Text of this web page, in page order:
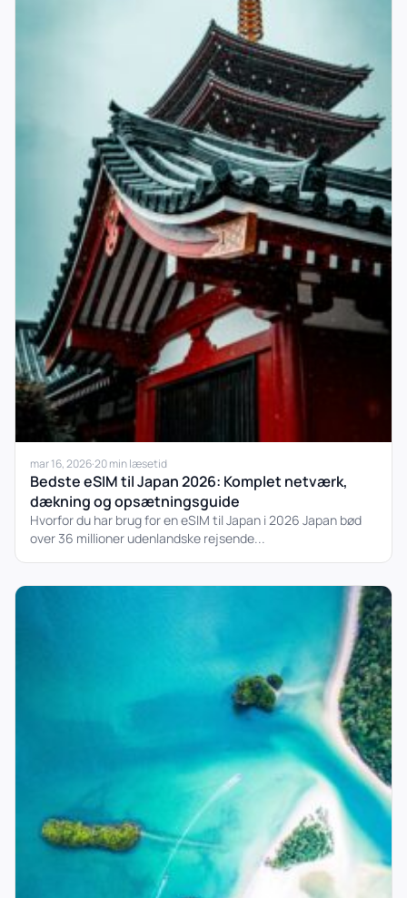
mar 16, 2026·20 min læsetid
Bedste eSIM til Japan 2026: Komplet netværk,
dækning og opsætningsguide
Hvorfor du har brug for en eSIM til Japan i 2026 Japan bød
over 36 millioner udenlandske rejsende...